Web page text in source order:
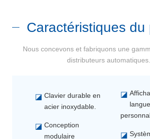
Caractéristiques du
Nous concevons et fabriquons une
distributeurs automatiques.
◪ Clavier durable en
acier inoxydable.
◪ Conception
modulaire
◪
langue
◪